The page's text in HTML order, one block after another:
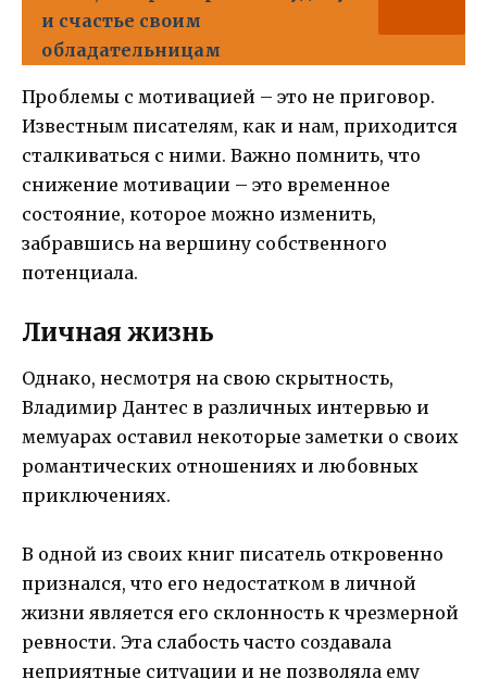
и счастье своим
обладательницам
Проблемы с мотивацией – это не приговор.
Известным писателям, как и нам, приходится
сталкиваться с ними. Важно помнить, что
снижение мотивации – это временное
состояние, которое можно изменить,
забравшись на вершину собственного
потенциала.
Личная жизнь
Однако, несмотря на свою скрытность,
Владимир Дантес в различных интервью и
мемуарах оставил некоторые заметки о своих
романтических отношениях и любовных
приключениях.
В одной из своих книг писатель откровенно
признался, что его недостатком в личной
жизни является его склонность к чрезмерной
ревности. Эта слабость часто создавала
неприятные ситуации и не позволяла ему